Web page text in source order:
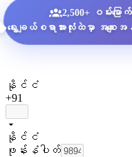
2,500+ ဝမ်းမြော
ရွေးချယ်စရာအားလုံးထဲမှာ အစ
နိုင်ငံ
+91
နိုင်ငံ
ဖုန်းနံပါတ်